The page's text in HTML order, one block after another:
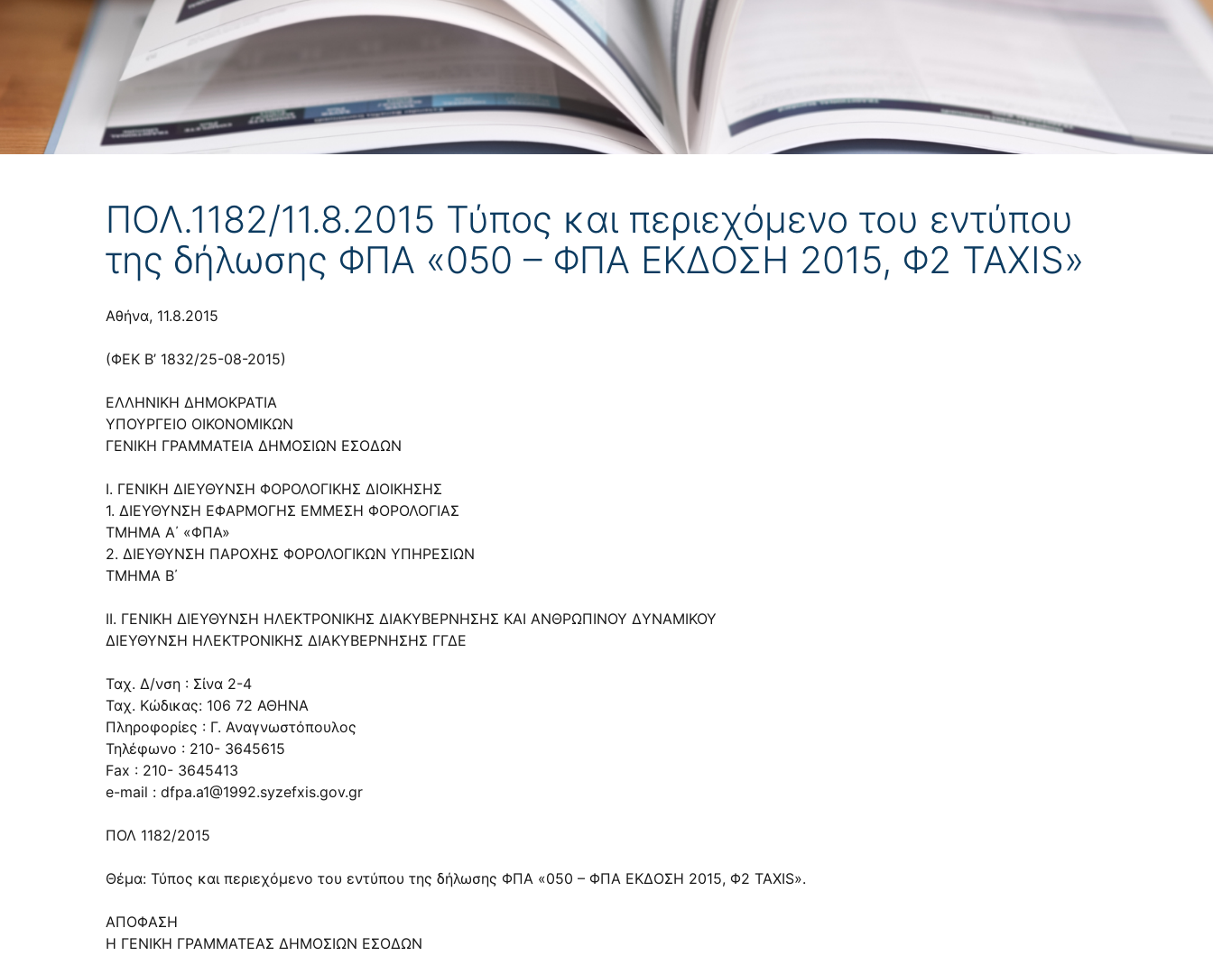
ΠΟΛ.1182/11.8.2015 Τύπος και περιεχόμενο του εντύπου
της δήλωσης ΦΠΑ «050 – ΦΠΑ ΕΚΔΟΣΗ 2015, Φ2 TAXIS»
Αθήνα, 11.8.2015
(ΦΕΚ Β’ 1832/25-08-2015)
ΕΛΛΗΝΙΚΗ ΔΗΜΟΚΡΑΤΙΑ
ΥΠΟΥΡΓΕΙΟ ΟΙΚΟΝΟΜΙΚΩΝ
ΓΕΝΙΚΗ ΓΡΑΜΜΑΤΕΙΑ ΔΗΜΟΣΙΩΝ ΕΣΟΔΩΝ
Ι. ΓΕΝΙΚΗ ΔΙΕΥΘΥΝΣΗ ΦΟΡΟΛΟΓΙΚΗΣ ΔΙΟΙΚΗΣΗΣ
1. ΔΙΕΥΘΥΝΣΗ ΕΦΑΡΜΟΓΗΣ ΕΜΜΕΣΗ ΦΟΡΟΛΟΓΙΑΣ
ΤΜΗΜΑ Α΄ «ΦΠΑ»
2. ΔΙΕΥΘΥΝΣΗ ΠΑΡΟΧΗΣ ΦΟΡΟΛΟΓΙΚΩΝ ΥΠΗΡΕΣΙΩΝ
ΤΜΗΜΑ Β΄
ΙΙ. ΓΕΝΙΚΗ ΔΙΕΥΘΥΝΣΗ ΗΛΕΚΤΡΟΝΙΚΗΣ ΔΙΑΚΥΒΕΡΝΗΣΗΣ ΚΑΙ ΑΝΘΡΩΠΙΝΟΥ ΔΥΝΑΜΙΚΟΥ
ΔΙΕΥΘΥΝΣΗ ΗΛΕΚΤΡΟΝΙΚΗΣ ΔΙΑΚΥΒΕΡΝΗΣΗΣ ΓΓΔΕ
Ταχ. Δ/νση : Σίνα 2-4
Ταχ. Κώδικας: 106 72 ΑΘΗΝΑ
Πληροφορίες : Γ. Αναγνωστόπουλος
Τηλέφωνο : 210- 3645615
Fax : 210- 3645413
e-mail : dfpa.a1@1992.syzefxis.gov.gr
ΠΟΛ 1182/2015
Θέμα: Τύπος και περιεχόμενο του εντύπου της δήλωσης ΦΠΑ «050 – ΦΠΑ ΕΚΔΟΣΗ 2015, Φ2 TAXIS».
ΑΠΟΦΑΣΗ
Η ΓΕΝΙΚΗ ΓΡΑΜΜΑΤΕΑΣ ΔΗΜΟΣΙΩΝ ΕΣΟΔΩΝ